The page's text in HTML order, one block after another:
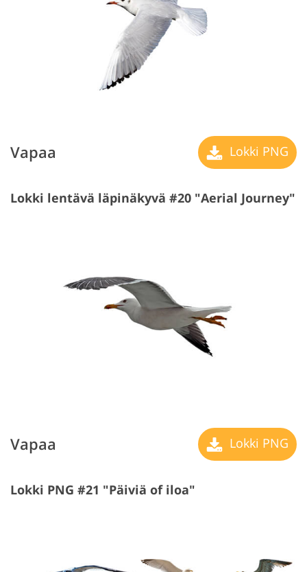
Vapaa Lokki PNG
Lokki lentävä läpinäkyvä #20 "Aerial Journey"
Vapaa Lokki PNG
Lokki PNG #21 "Päiviä of iloa"